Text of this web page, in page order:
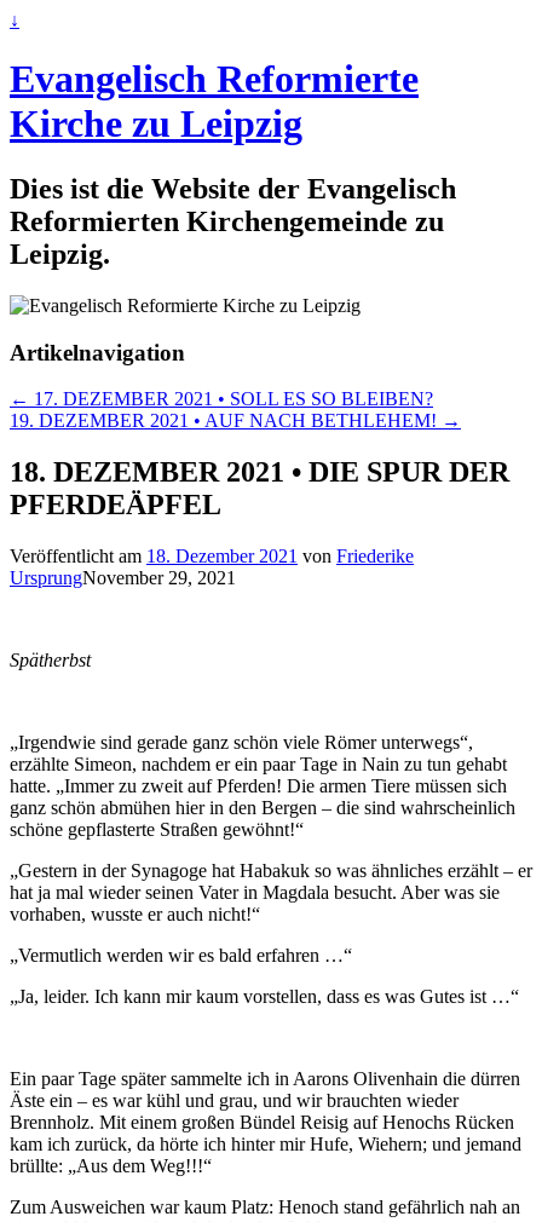
↓
Evangelisch Reformierte
Kirche zu Leipzig
Dies ist die Website der Evangelisch
Reformierten Kirchengemeinde zu
Leipzig.
Artikelnavigation
← 17. DEZEMBER 2021 • SOLL ES SO BLEIBEN?
19. DEZEMBER 2021 • AUF NACH BETHLEHEM! →
18. DEZEMBER 2021 • DIE SPUR DER
PFERDEÄPFEL
Veröffentlicht am 18. Dezember 2021 von Friederike
UrsprungNovember 29, 2021
Spätherbst
„Irgendwie sind gerade ganz schön viele Römer unterwegs“,
erzählte Simeon, nachdem er ein paar Tage in Nain zu tun gehabt
hatte. „Immer zu zweit auf Pferden! Die armen Tiere müssen sich
ganz schön abmühen hier in den Bergen – die sind wahrscheinlich
schöne gepflasterte Straßen gewöhnt!“
„Gestern in der Synagoge hat Habakuk so was ähnliches erzählt – er
hat ja mal wieder seinen Vater in Magdala besucht. Aber was sie
vorhaben, wusste er auch nicht!“
„Vermutlich werden wir es bald erfahren …“
„Ja, leider. Ich kann mir kaum vorstellen, dass es was Gutes ist …“
Ein paar Tage später sammelte ich in Aarons Olivenhain die dürren
Äste ein – es war kühl und grau, und wir brauchten wieder
Brennholz. Mit einem großen Bündel Reisig auf Henochs Rücken
kam ich zurück, da hörte ich hinter mir Hufe, Wiehern; und jemand
brüllte: „Aus dem Weg!!!“
Zum Ausweichen war kaum Platz: Henoch stand gefährlich nah an